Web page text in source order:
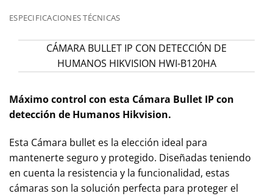
ESPECIFICACIONES TÉCNICAS
CÁMARA BULLET IP CON DETECCIÓN DE
HUMANOS HIKVISION HWI-B120HA
Máximocontrol con esta Cámara Bullet IP con
detección de Humanos Hikvision.
Esta Cámara bullet es la elección ideal para
mantenerte seguro y protegido. Diseñadas teniendo
en cuenta la resistencia y la funcionalidad, estas
cámaras son la solución perfecta para proteger el